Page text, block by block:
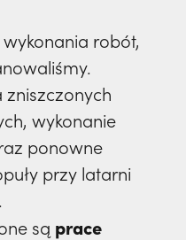
robót,
wykonanie
ponowne
przy latarni
są prace